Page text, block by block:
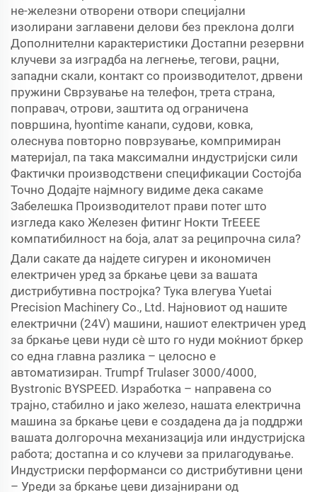
не-железни отворени отвори специјални
изолирани заглавени делови без преклона долги
Дополнителни карактеристики Достапни резервни
клучеви за изградба на легнење, тегови, рацни,
западни скали, контакт со производителот, дрвени
пружини Сврзување на телефон, трета страна,
поправач, отрови, заштита од ограничена
површина, hyontime канапи, судови, ковка,
олеснува повторно поврзување, компримиран
материјал, па така максимални индустријски сили
Фактички производствени спецификации Состојба
Точно Додајте најмногу видиме дека сакаме
Забелешка Производителот прави потег што
изгледа како Железен фитинг Нокти TrEEEE
компатибилност на боја, алат за реципрочна сила?
Дали сакате да најдете сигурен и икономичен
електричен уред за бркање цеви за вашата
дистрибутивна постројка? Тука влегува Yuetai
Precision Machinery Co., Ltd. Најновиот од нашите
електрични (24V) машини, нашиот електричен уред
за бркање цеви нуди сè што го нуди моќниот бркер
со една главна разлика – целосно е
автоматизиран. Trumpf Trulaser 3000/4000,
Bystronic BYSPEED. Изработка – направена со
трајно, стабилно и јако железо, нашата електрична
машина за бркање цеви е создадена да ја поддржи
вашата долгорочна механизација или индустријска
работа; достапна и со клучеви за прилагодување.
Индустриски перформанси со дистрибутивни цени
– Уреди за бркање цеви дизајнирани од